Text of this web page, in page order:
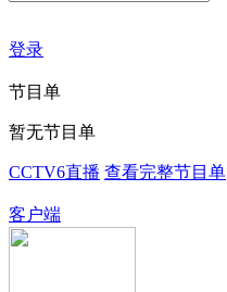
登录
节目单
暂无节目单
CCTV6直播 查看完整节目单
客户端